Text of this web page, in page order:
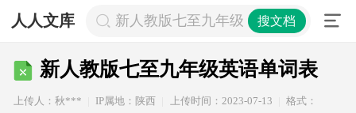
人人文库 新人教版七至九年级英语单词表
搜文档
新人教版七至九年级英语单词表
上传人：秋*** IP属地：陕西 上传时间：2023-07-13
格式：